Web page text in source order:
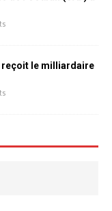
reçoit le milliardaire